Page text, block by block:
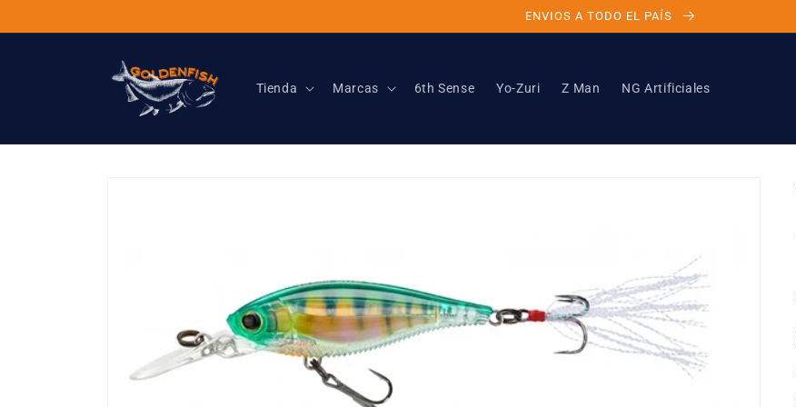
al contenido
ENVIOS A TODO EL PAÍS
Tienda Marcas 6th Sense Yo-Zuri Z Man NG Artificiales